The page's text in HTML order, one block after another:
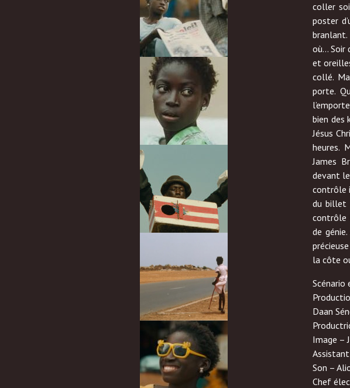
coller
poster
où… Soir
et
collé.
porte.
bien des
Jésus
heures.
James
devant
contrôle
du billet
contrôle
de
la côte
Daan
Image –
Son –
Chef